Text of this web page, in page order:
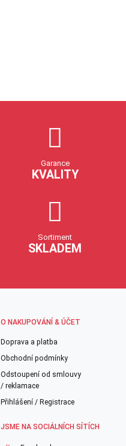
Garance
KVALITY
Sortiment
SKLADEM
O NAKUPOVÁNÍ & ÚČET
Doprava a platba
Obchodní podmínky
Odstoupení od smlouvy
/ reklamace
Přihlášení / Registrace
JSME NA SOCIÁLNÍCH SÍTÍCH